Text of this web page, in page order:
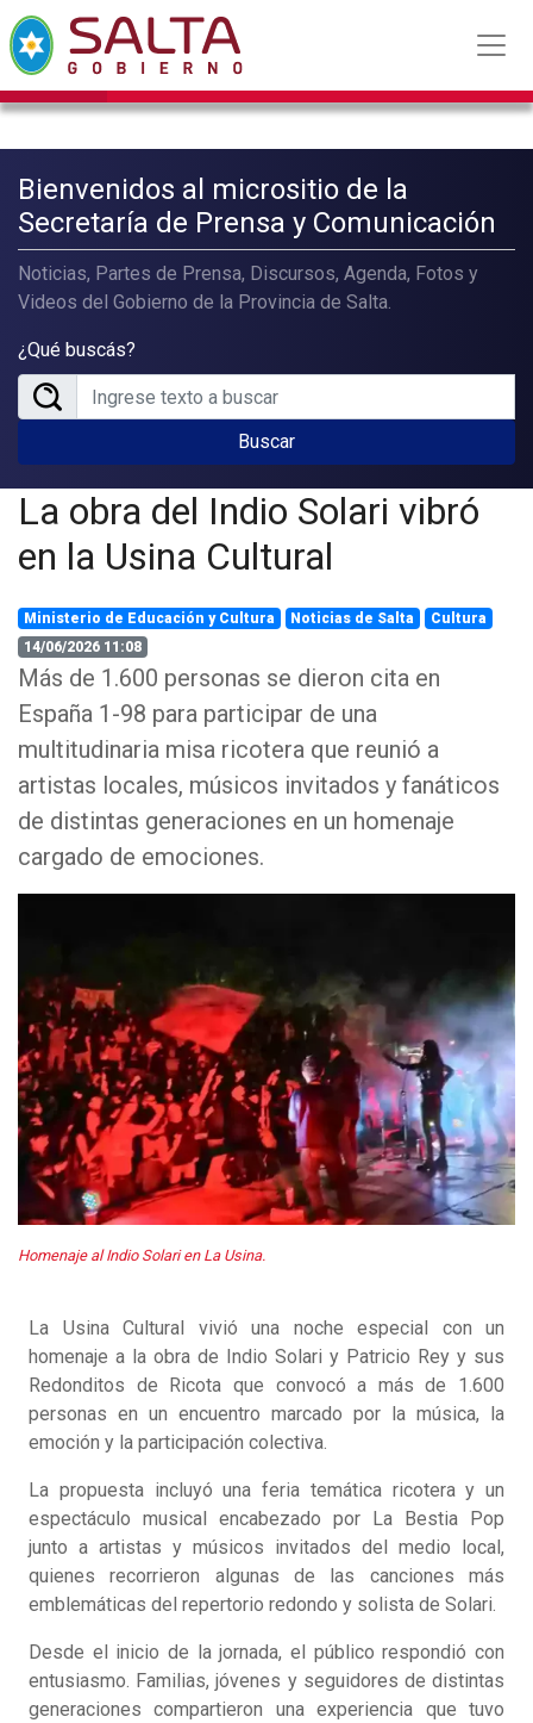
Bienvenidos al micrositio de la
Secretaría de Prensa y Comunicación
Noticias, Partes de Prensa, Discursos, Agenda, Fotos y
Videos del Gobierno de la Provincia de Salta.
¿Qué buscás?
Buscar
La obra del Indio Solari vibró
en la Usina Cultural
Ministerio de Educación y Cultura Noticias de Salta
Cultura
14/06/2026 11:08
Más de 1.600 personas se dieron cita en
España 1-98 para participar de una
multitudinaria misa ricotera que reunió a
artistas locales, músicos invitados y fanáticos
de distintas generaciones en un homenaje
cargado de emociones.
Homenaje al Indio Solari en La Usina.
La Usina Cultural vivió una noche especial con un
homenaje a la obra de Indio Solari y Patricio Rey y sus
Redonditos de Ricota que convocó a más de 1.600
personas en un encuentro marcado por la música, la
emoción y la participación colectiva.
La propuesta incluyó una feria temática ricotera y un
espectáculo musical encabezado por La Bestia Pop
junto a artistas y músicos invitados del medio local,
quienes recorrieron algunas de las canciones más
emblemáticas del repertorio redondo y solista de Solari.
Desde el inicio de la jornada, el público respondió con
entusiasmo. Familias, jóvenes y seguidores de distintas
generaciones compartieron una experiencia que tuvo